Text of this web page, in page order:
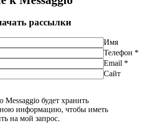
рассылки
Имя
Телефон *
Email *
Сайт
Messaggio будет хранить
информацию, чтобы иметь
на мой запрос.